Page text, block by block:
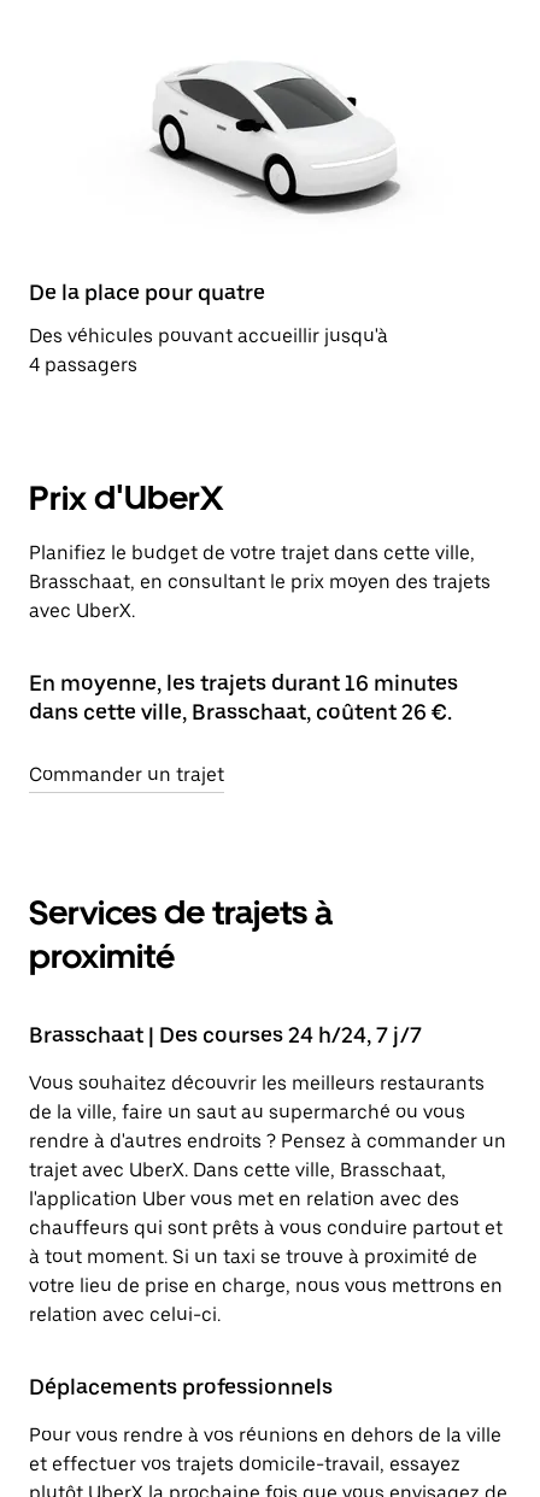
De la place pour quatre
Des véhicules pouvant accueillir jusqu'à
4 passagers
Prix d'UberX
Planifiez le budget de votre trajet dans cette ville,
Brasschaat, en consultant le prix moyen des trajets
avec UberX.
En moyenne, les trajets durant 16 minutes
dans cette ville, Brasschaat, coûtent 26 €.
Commander un trajet
Services de trajets à
proximité
Brasschaat | Des courses 24 h/24, 7 j/7
Vous souhaitez découvrir les meilleurs restaurants
de la ville, faire un saut au supermarché ou vous
rendre à d'autres endroits ? Pensez à commander un
trajet avec UberX. Dans cette ville, Brasschaat,
l'application Uber vous met en relation avec des
chauffeurs qui sont prêts à vous conduire partout et
à tout moment. Si un taxi se trouve à proximité de
votre lieu de prise en charge, nous vous mettrons en
relation avec celui-ci.
Déplacements professionnels
Pour vous rendre à vos réunions en dehors de la ville
et effectuer vos trajets domicile-travail, essayez